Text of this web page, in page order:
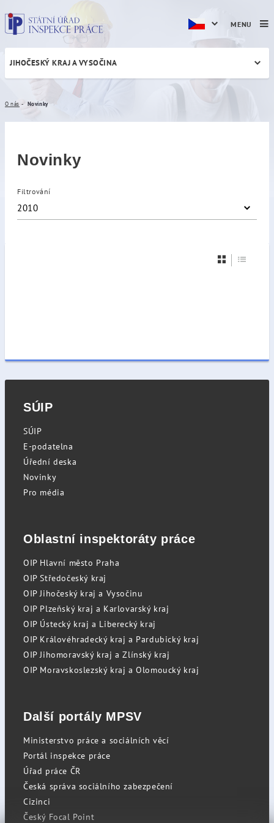
Novinky
JIHOČESKÝ KRAJ A VYSOČINA
O nás Novinky
Novinky
Filtrování
2010
MENU
SÚIP
SÚIP
E-podatelna
Úřední deska
Novinky
Pro média
Oblastní inspektoráty práce
OIP Hlavní město Praha
OIP Středočeský kraj
OIP Jihočeský kraj a Vysočinu
OIP Plzeňský kraj a Karlovarský kraj
OIP Ústecký kraj a Liberecký kraj
OIP Královéhradecký kraj a Pardubický kraj
OIP Jihomoravský kraj a Zlínský kraj
OIP Moravskoslezský kraj a Olomoucký kraj
Další portály MPSV
Ministerstvo práce a sociálních věcí
Portál inspekce práce
Úřad práce ČR
Česká správa sociálního zabezpečení
Cizinci
Český Focal Point